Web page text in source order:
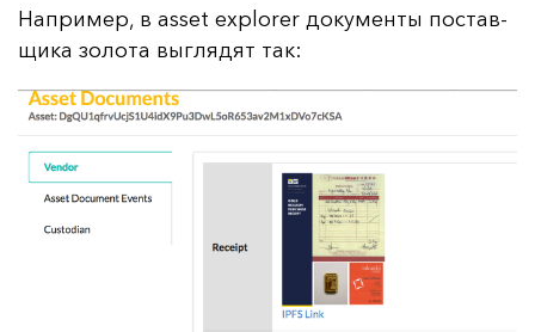
Нап­ри­мер, в asset explorer до­ку­мен­ты пос­тав­
щи­ка зо­ло­та выг­ля­дят так: